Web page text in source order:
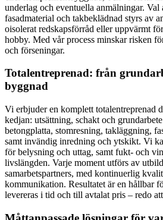
underlag och eventuella anmälningar. Val
fasadmaterial och takbeklädnad styrs av
oisolerat redskapsförråd eller uppvärmt
hobby. Med vår process minskar risken
och förseningar.
Totalentreprenad: från
byggnad
Vi erbjuder en komplett totalentreprenad
kedjan: utsättning, schakt och
betongplatta, stomresning, takläggning,
samt invändig inredning och ytskikt. Vi
för belysning och uttag, samt fukt- och
livslängden. Varje moment utförs av
samarbetspartners, med kontinuerlig
kommunikation. Resultatet är en hållbar
levereras i tid och till avtalat pris – redo